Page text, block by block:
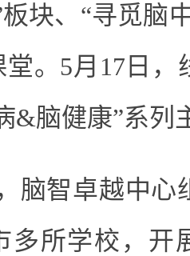
块、“寻觅脑
。 5月 17 日，
&脑健康”系列
脑智卓越中心
多所学校，开